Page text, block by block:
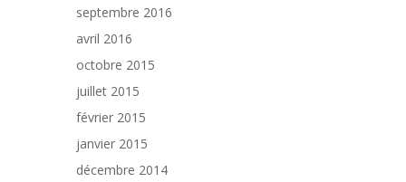
septembre 2016
avril 2016
octobre 2015
juillet 2015
février 2015
janvier 2015
décembre 2014